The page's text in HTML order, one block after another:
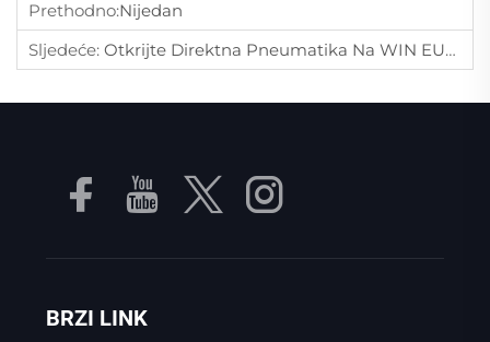
Prethodno:Nijedan
Sljedeće: Otkrijte Direktna Pneumatika Na WIN EURASIA 2026: Zlatni Most Jinan Vas Poziva U Istanbul
BRZI LINK